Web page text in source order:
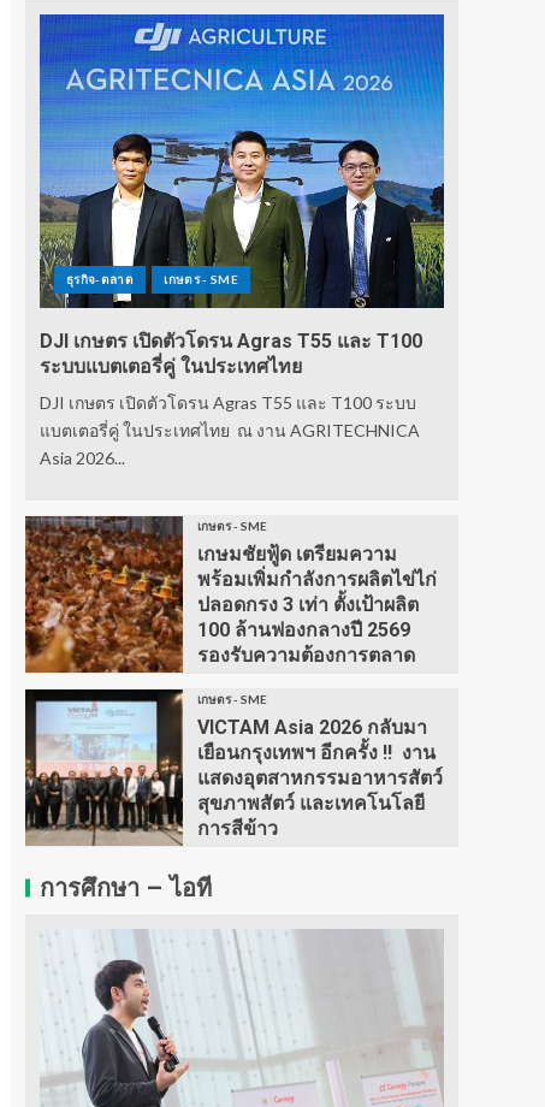
ธุรกิจ-ตลาด เกษตร - SME
DJI เกษตร เปิดตัวโดรน Agras T55 และ T100
ระบบแบตเตอรี่คู่ ในประเทศไทย
DJI เกษตร เปิดตัวโดรน Agras T55 และ T100 ระบบ
แบตเตอรี่คู่ ในประเทศไทย ณ งาน AGRITECHNICA
Asia 2026...
เกษตร - SME
เกษมชัยฟู้ด เตรียมความ
พร้อมเพิ่มกำลังการผลิตไข่ไก่
ปลอดกรง 3 เท่า ตั้งเป้าผลิต
100 ล้านฟองกลางปี 2569
รองรับความต้องการตลาด
เกษตร - SME
VICTAM Asia 2026 กลับมา
เยือนกรุงเทพฯ อีกครั้ง !! งาน
แสดงอุตสาหกรรมอาหารสัตว์
สุขภาพสัตว์ และเทคโนโลยี
การสีข้าว
การศึกษา – ไอที